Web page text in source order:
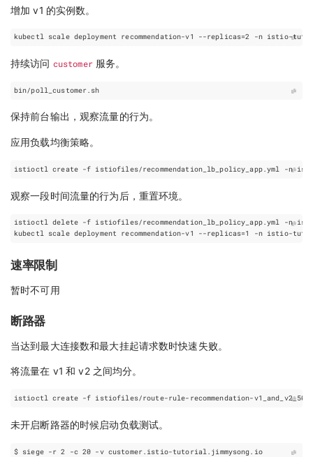
增加 v1 的实例数。
kubectl scale deployment recommendation-v1 --replicas=2
持续访问 customer服务。
保持前台输出，观察流量的行为。
应用负载均衡策略。
观察一段时间流量的行为后，重置环境。
kubectl scale deployment recommendation-v1 --replicas=1
速率限制
暂时不可用
断路器
当达到最大连接数和最大挂起请求数时快速失败。
将流量在 v1 和 v2 之间均分。
未开启断路器的时候启动负载测试。
$ siege -r 2 -c 20
-v customer.istio-tutorial.jimmysong.io